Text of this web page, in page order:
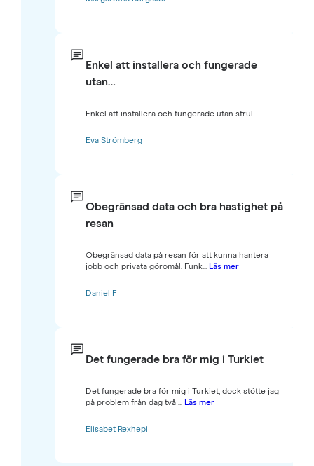
Enkel att installera och fungerade
utan…
Enkel att installera och fungerade utan strul.
Eva Strömberg
Obegränsad data och bra hastighet på
resan
Obegränsad data på resan för att kunna hantera
jobb och privata göromål. Funk... Läs mer
Daniel F
Det fungerade bra för mig i Turkiet
Det fungerade bra för mig i Turkiet, dock stötte jag
på problem från dag två ... Läs mer
Elisabet Rexhepi